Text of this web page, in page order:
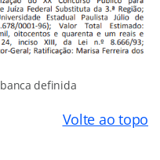
banca definida
Volte ao topo